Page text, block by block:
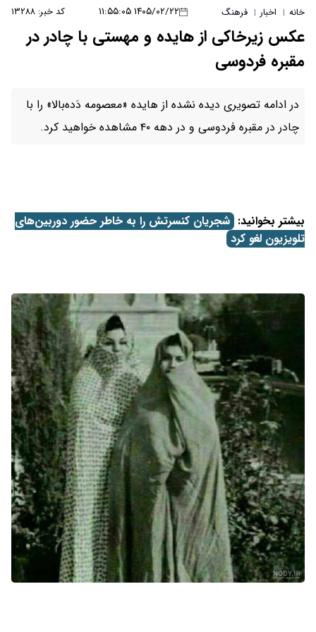
خانه | اخبار | فرهنگ ۱۴۰۵/۰۲/۲۲ ۱۱:۵۵:۰۵ کد خبر: ۱۳۲۸۸
عکس زیرخاکی از هایده و مهستی با چادر در
مقبره فردوسی
در ادامه تصویری دیده نشده از هایده «معصومه دَده‌بالا» را با
چادر در مقبره فردوسی و در دهه ۴۰ مشاهده خواهید کرد.
بیشتر بخوانید: شجریان کنسرتش را به خاطر حضور دوربین‌های
تلویزیون لغو کرد